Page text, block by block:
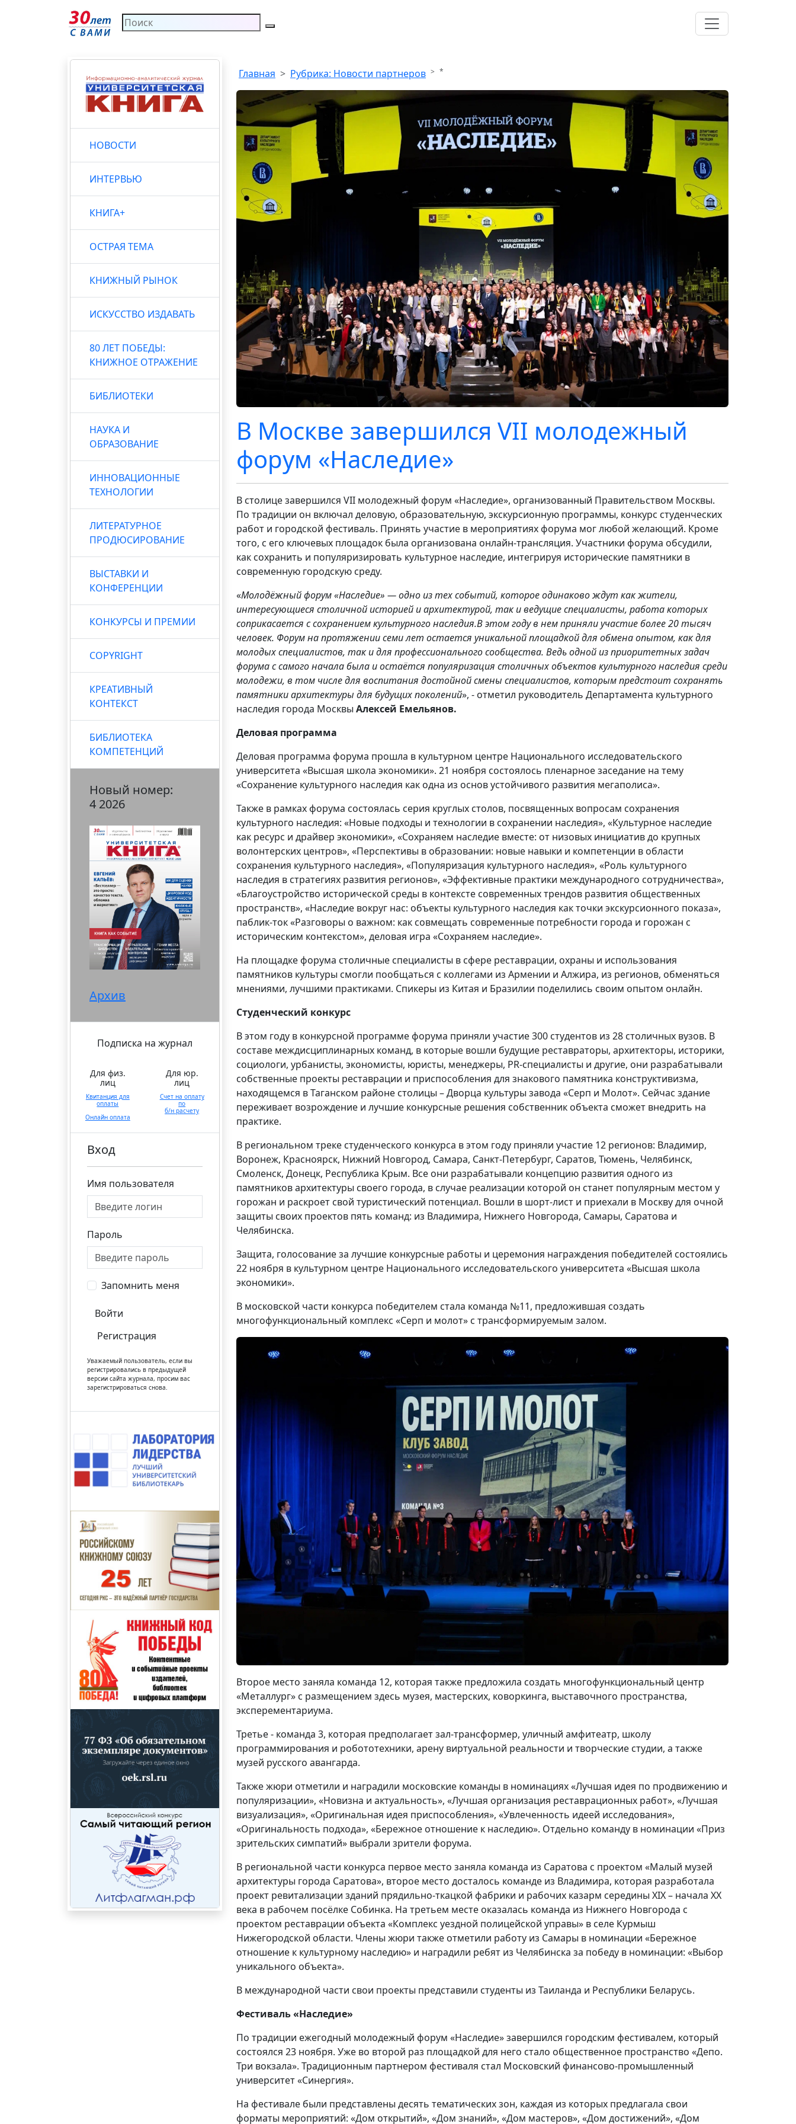
НОВОСТИ
ИНТЕРВЬЮ
КНИГА+
ОСТРАЯ ТЕМА
КНИЖНЫЙ РЫНОК
ИСКУССТВО ИЗДАВАТЬ
80 ЛЕТ ПОБЕДЫ:
КНИЖНОЕ ОТРАЖЕНИЕ
БИБЛИОТЕКИ
НАУКА И
ОБРАЗОВАНИЕ
ИННОВАЦИОННЫЕ
ТЕХНОЛОГИИ
ЛИТЕРАТУРНОЕ
ПРОДЮСИРОВАНИЕ
ВЫСТАВКИ И
КОНФЕРЕНЦИИ
КОНКУРСЫ И ПРЕМИИ
COPYRIGHT
КРЕАТИВНЫЙ
КОНТЕКСТ
БИБЛИОТЕКА
КОМПЕТЕНЦИЙ
Новый номер:
4 2026
Архив
Подписка на журнал
Для физ.
лиц
Квитанция для
оплаты
Онлайн оплата
Для юр.
лиц
Счет на оплату
по
б/н расчету
Вход
Имя пользователя
Пароль
Запомнить меня
Войти
Регистрация
Уважаемый пользователь, если вы
регистрировались в предыдущей
версии сайта журнала, просим вас
зарегистрироваться снова.
Главная Рубрика: Новости партнеров *
В Москве завершился VII молодежный
форум «Наследие»
В столице завершился VII молодежный форум «Наследие», организованный Правительством Москвы.
По традиции он включал деловую, образовательную, экскурсионную программы, конкурс студенческих
работ и городской фестиваль. Принять участие в мероприятиях форума мог любой желающий. Кроме
того, с его ключевых площадок была организована онлайн-трансляция. Участники форума обсудили,
как сохранить и популяризировать культурное наследие, интегрируя исторические памятники в
современную городскую среду.
«Молодёжный форум «Наследие» — одно из тех событий, которое одинаково ждут как жители,
интересующиеся столичной историей и архитектурой, так и ведущие специалисты, работа которых
соприкасается с сохранением культурного наследия.В этом году в нем приняли участие более 20 тысяч
человек. Форум на протяжении семи лет остается уникальной площадкой для обмена опытом, как для
молодых специалистов, так и для профессионального сообщества. Ведь одной из приоритетных задач
форума с самого начала была и остаётся популяризация столичных объектов культурного наследия среди
молодежи, в том числе для воспитания достойной смены специалистов, которым предстоит сохранять
памятники архитектуры для будущих поколений», - отметил руководитель Департамента культурного
наследия города Москвы Алексей Емельянов.
Деловая программа
Деловая программа форума прошла в культурном центре Национального исследовательского
университета «Высшая школа экономики». 21 ноября состоялось пленарное заседание на тему
«Сохранение культурного наследия как одна из основ устойчивого развития мегаполиса».
Также в рамках форума состоялась серия круглых столов, посвященных вопросам сохранения
культурного наследия: «Новые подходы и технологии в сохранении наследия», «Культурное наследие
как ресурс и драйвер экономики», «Сохраняем наследие вместе: от низовых инициатив до крупных
волонтерских центров», «Перспективы в образовании: новые навыки и компетенции в области
сохранения культурного наследия», «Популяризация культурного наследия», «Роль культурного
наследия в стратегиях развития регионов», «Эффективные практики международного сотрудничества»,
«Благоустройство исторической среды в контексте современных трендов развития общественных
пространств», «Наследие вокруг нас: объекты культурного наследия как точки экскурсионного показа»,
паблик-ток «Разговоры о важном: как совмещать современные потребности города и горожан с
историческим контекстом», деловая игра «Сохраняем наследие».
На площадке форума столичные специалисты в сфере реставрации, охраны и использования
памятников культуры смогли пообщаться с коллегами из Армении и Алжира, из регионов, обменяться
мнениями, лучшими практиками. Спикеры из Китая и Бразилии поделились своим опытом онлайн.
Студенческий конкурс
В этом году в конкурсной программе форума приняли участие 300 студентов из 28 столичных вузов. В
составе междисциплинарных команд, в которые вошли будущие реставраторы, архитекторы, историки,
социологи, урбанисты, экономисты, юристы, менеджеры, PR-специалисты и другие, они разрабатывали
собственные проекты реставрации и приспособления для знакового памятника конструктивизма,
находящемся в Таганском районе столицы – Дворца культуры завода «Серп и Молот». Сейчас здание
переживает возрождение и лучшие конкурсные решения собственник объекта сможет внедрить на
практике.
В региональном треке студенческого конкурса в этом году приняли участие 12 регионов: Владимир,
Воронеж, Красноярск, Нижний Новгород, Самара, Санкт-Петербург, Саратов, Тюмень, Челябинск,
Смоленск, Донецк, Республика Крым. Все они разрабатывали концепцию развития одного из
памятников архитектуры своего города, в случае реализации которой он станет популярным местом у
горожан и раскроет свой туристический потенциал. Вошли в шорт-лист и приехали в Москву для очной
защиты своих проектов пять команд: из Владимира, Нижнего Новгорода, Самары, Саратова и
Челябинска.
Защита, голосование за лучшие конкурсные работы и церемония награждения победителей состоялись
22 ноября в культурном центре Национального исследовательского университета «Высшая школа
экономики».
В московской части конкурса победителем стала команда №11, предложившая создать
многофункциональный комплекс «Серп и молот» с трансформируемым залом.
Второе место заняла команда 12, которая также предложила создать многофункциональный центр
«Металлург» с размещением здесь музея, мастерских, коворкинга, выставочного пространства,
эксперементариума.
Третье - команда 3, которая предполагает зал-трансформер, уличный амфитеатр, школу
программирования и робототехники, арену виртуальной реальности и творческие студии, а также
музей русского авангарда.
Также жюри отметили и наградили московские команды в номинациях «Лучшая идея по продвижению и
популяризации», «Новизна и актуальность», «Лучшая организация реставрационных работ», «Лучшая
визуализация», «Оригинальная идея приспособления», «Увлеченность идеей исследования»,
«Оригинальность подхода», «Бережное отношение к наследию». Отдельно команду в номинации «Приз
зрительских симпатий» выбрали зрители форума.
В региональной части конкурса первое место заняла команда из Саратова с проектом «Малый музей
архитектуры города Саратова», второе место досталось команде из Владимира, которая разработала
проект ревитализации зданий прядильно-ткацкой фабрики и рабочих казарм середины XIX – начала XX
века в рабочем посёлке Собинка. На третьем месте оказалась команда из Нижнего Новгорода с
проектом реставрации объекта «Комплекс уездной полицейской управы» в селе Курмыш
Нижегородской области. Члены жюри также отметили работу из Самары в номинации «Бережное
отношение к культурному наследию» и наградили ребят из Челябинска за победу в номинации: «Выбор
уникального объекта».
В международной части свои проекты представили студенты из Таиланда и Республики Беларусь.
Фестиваль «Наследие»
По традиции ежегодный молодежный форум «Наследие» завершился городским фестивалем, который
состоялся 23 ноября. Уже во второй раз площадкой для него стало общественное пространство «Депо.
Три вокзала». Традиционным партнером фестиваля стал Московский финансово-промышленный
университет «Синергия».
На фестивале были представлены десять тематических зон, каждая из которых предлагала свои
форматы мероприятий: «Дом открытий», «Дом знаний», «Дом мастеров», «Дом достижений», «Дом